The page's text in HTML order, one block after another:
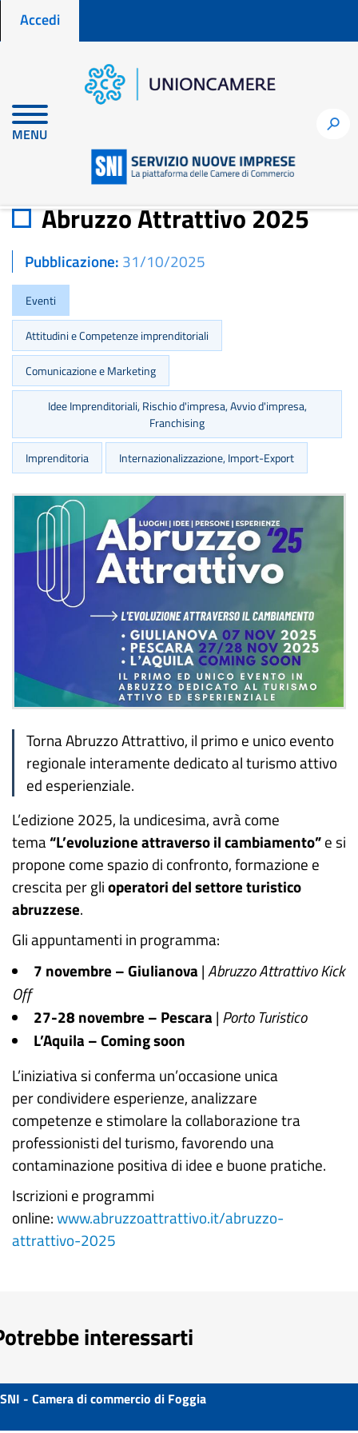
Menu profilo utente
Accedi
MENU
h
Home
Abruzzo Attrattivo 2025
Pubblicazione 31/10/2025
Eventi
Attitudini e Competenze imprenditoriali
Comunicazione e Marketing
Idee Imprenditoriali, Rischio d'impresa, Avvio d'impresa,
Franchising
Imprenditoria Internazionalizzazione, Import-Export
Torna Abruzzo Attrattivo, il primo e unico evento
regionale interamente dedicato al turismo attivo
ed esperienziale.
L’edizione 2025, la undicesima, avrà come
tema“L’evoluzione attraverso il cambiamento”e si
propone come spazio di confronto, formazione e
crescita per glioperatori del settore turistico
abruzzese.
Gli appuntamenti in programma:
7 novembre – Giulianova |Abruzzo Attrattivo Kick
Off
27-28 novembre – Pescara | Porto Turistico
L’Aquila – Coming soon
L’iniziativa si conferma un’occasione unica
per condividere esperienze, analizzare
competenze e stimolare la collaborazione tra
professionisti del turismo, favorendo una
contaminazione positiva di idee e buone pratiche.
Iscrizioni e programmi
online:www.abruzzoattrattivo.it/abruzzo-
attrattivo-2025
interessarti
SNI - Camera di commercio di Foggia